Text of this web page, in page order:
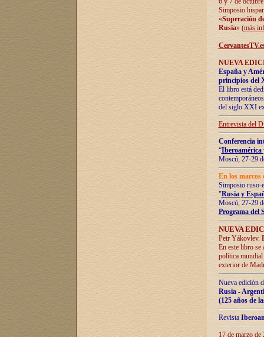
Simposio
«Superación
Rusia» (más
NUEVA
España y
principios del
El libro está
del siglo XXI
Entrevista del
Conferencia
“Iberoamérica
Moscú, 27-29
En los marcos
Simposio ruso-
"Rusia y
Moscú, 27-29
Programa del
NUEVA
Petr Yákovlev.
En este libro se
política mundial
exterior de
Nueva edición
Rusia -
(125 años de
Revista
17 de marzo